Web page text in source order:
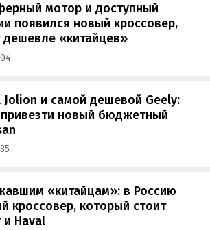
мотор и доступный
появился новый кроссовер,
дешевле «китайцев»
и самой дешевой Geely:
привезти новый бюджетный
«китайцам»: в Россию
кроссовер, который стоит
Haval